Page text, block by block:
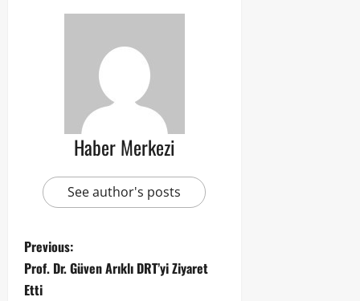
Haber Merkezi
See author's posts
Previous:
Prof. Dr. Güven Arıklı DRT’yi Ziyaret
Etti